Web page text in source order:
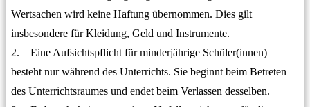
Wertsachen wird keine Haftung übernommen. Dies gilt
insbesondere für Kleidung, Geld und Instrumente.
2. Eine Aufsichtspflicht für minderjährige Schüler(innen)
besteht nur während des Unterrichts. Sie beginnt beim Betreten
des Unterrichtsraumes und endet beim Verlassen desselben.